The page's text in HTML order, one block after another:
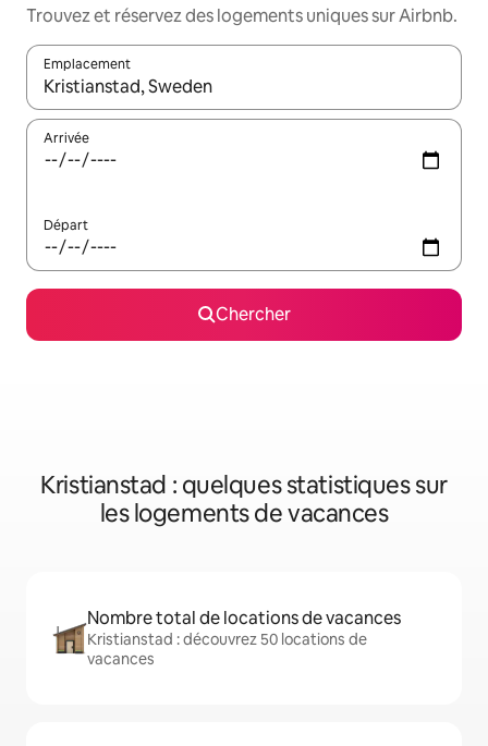
Trouvez et réservez des logements uniques sur Airbnb.
Emplacement
Quand les résultats sont affichés, parcourez-les en utilisant
Arrivée
Départ
Chercher
Kristianstad : quelques statistiques sur
les logements de vacances
Nombre total de locations de vacances
Kristianstad : découvrez 50 locations de
vacances